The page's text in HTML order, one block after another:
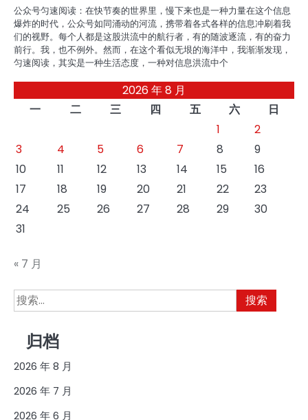
公众号匀速阅读：在快节奏的世界里，慢下来也是一种力量在这个信息
爆炸的时代，公众号如同涌动的河流，携带着各式各样的信息冲刷着我
们的视野。每个人都是这股洪流中的航行者，有的随波逐流，有的奋力
前行。我，也不例外。然而，在这个看似无垠的海洋中，我渐渐发现，
匀速阅读，其实是一种生活态度，一种对信息洪流中个
2026 年 8 月
一
二 三 四 五 六
日
1
2
3
4 5 6 7 8
9
10
11 12 13 14 15
16
17
18 19 20 21 22
23
24
25 26 27 28 29
30
31
« 7 月
搜
索：
归档
2026 年 8 月
2026 年 7 月
2026 年 6 月